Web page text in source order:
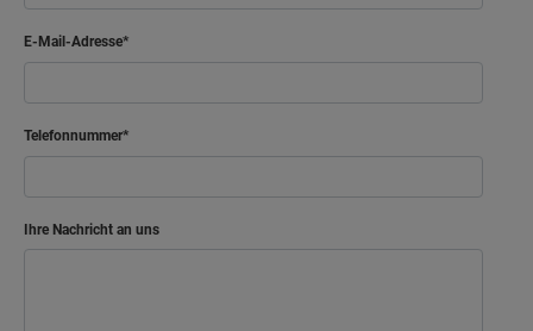
E-Mail-Adresse
Telefonnummer
Ihre Nachricht an uns